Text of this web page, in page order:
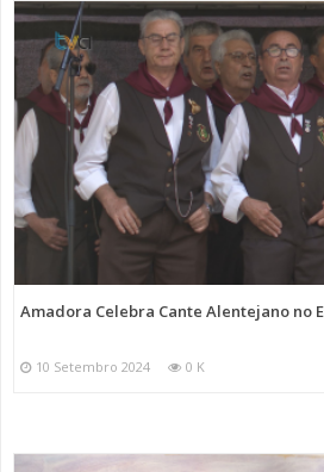
Amadora Celebra Cante Alentejano no
10 Setembro 2024 0 K